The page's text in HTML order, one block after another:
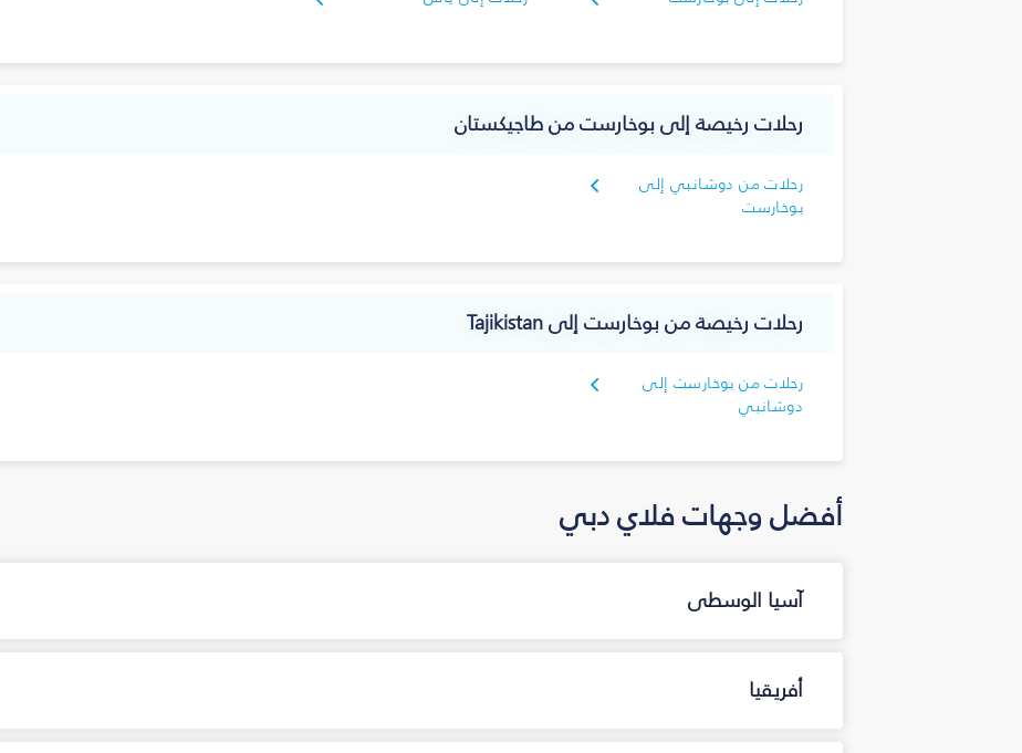
رحلات رخيصة إلى بوخارست من طاجيكستان
رحلات من دوشانبي إلى
بوخارست
رحلات رخيصة من بوخارست إلى Tajikistan
رحلات من بوخارست إلى
دوشانبي
أفضل وجهات فلاي دبي
آسيا الوسطى
أفريقيا